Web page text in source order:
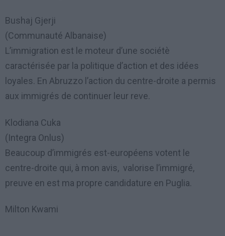
Bushaj Gjerji
(Communauté Albanaise)
L’immigration est le moteur d’une sociétè
caractérisée par la politique d’action et des idées
loyales. En Abruzzo l’action du centre-droite a permis
aux immigrés de continuer leur reve.
Klodiana Cuka
(Integra Onlus)
Beaucoup d’immigrés est-européens votent le
centre-droite qui, à mon avis, valorise l’immigré,
preuve en est ma propre candidature en Puglia.
Milton Kwami